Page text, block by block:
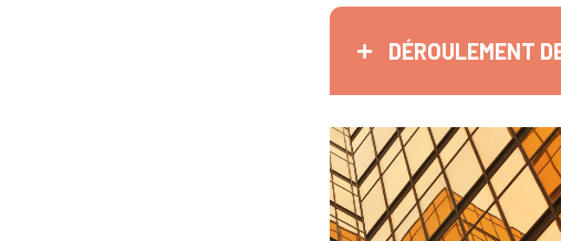
DÉROULEMENT